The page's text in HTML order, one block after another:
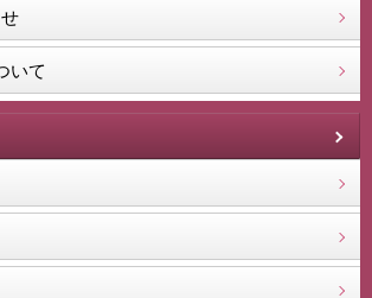
いて